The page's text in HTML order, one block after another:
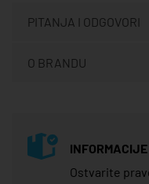
PITANJA I ODGOVORI
O BRANDU
Ostvarite